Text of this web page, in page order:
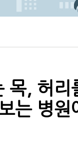
사고치료)
는 법 8가지
목, 허리
는 병원